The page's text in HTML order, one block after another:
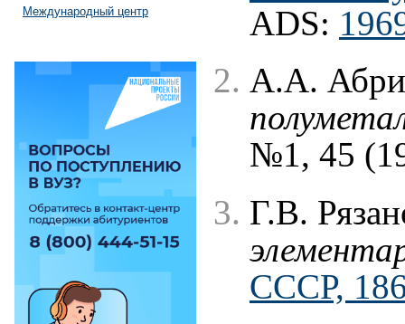
Международный центр
ADS:
А.А.
№1, 45
Г.В.
СССР,